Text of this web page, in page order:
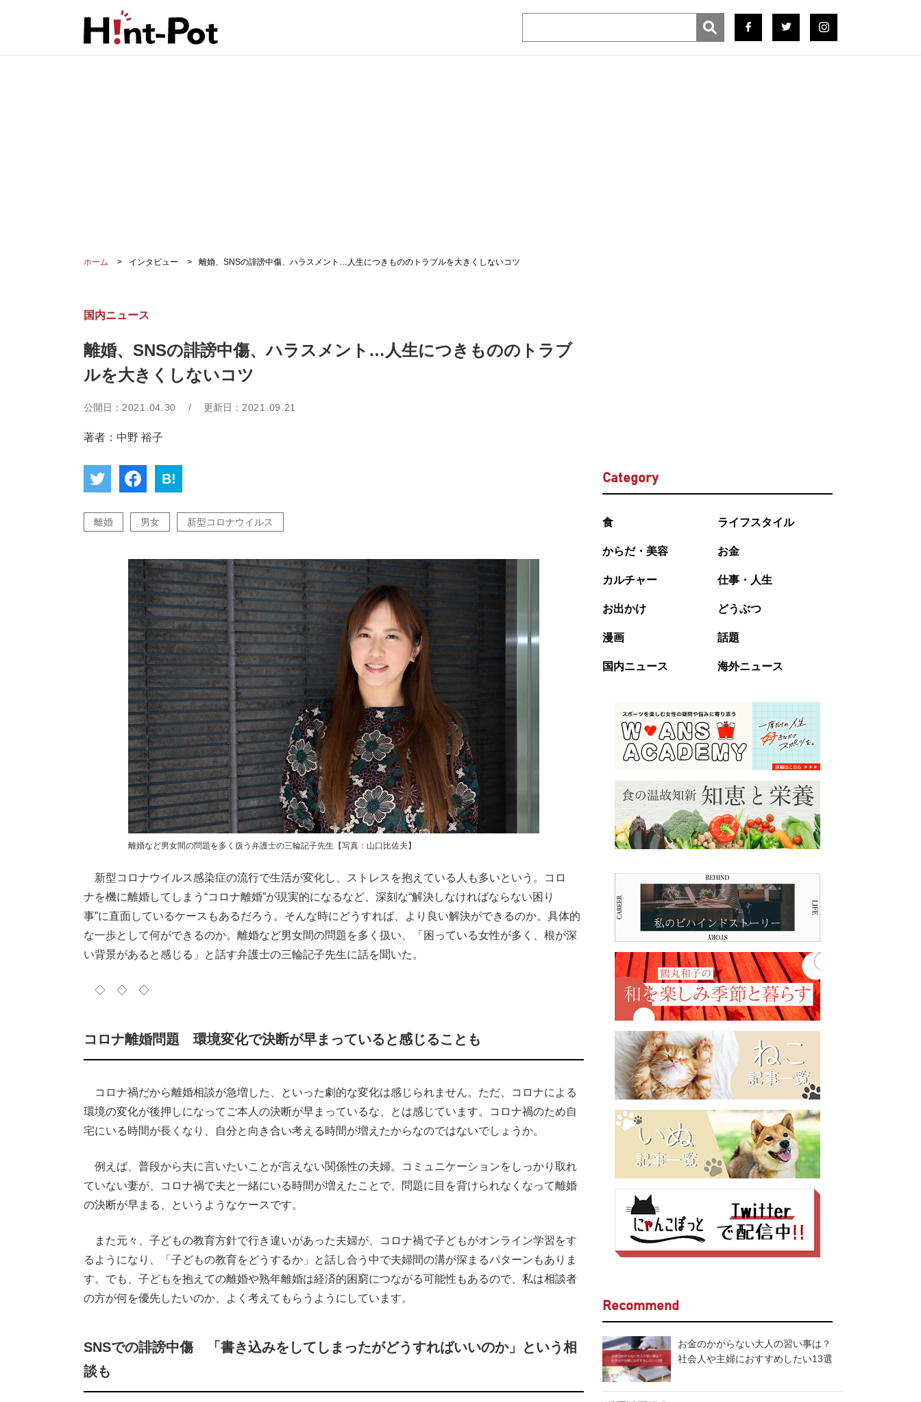
ホーム インタビュー 離婚、SNSの誹謗中傷、ハラスメント…人生につきもののトラブルを大きくしないコツ
国内ニュース
離婚、SNSの誹謗中傷、ハラスメント…人生につきもののトラブ
ルを大きくしないコツ
公開日： 2021.04.30 / 更新日： 2021.09.21
著者：中野 裕子
B!
離婚 男女 新型コロナウイルス
離婚など男女間の問題を多く扱う弁護士の三輪記子先生【写真：山口比佐夫】
新型コロナウイルス感染症の流行で生活が変化し、ストレスを抱えている人も多いという。コロ
ナを機に離婚してしまう“コロナ離婚”が現実的になるなど、深刻な“解決しなければならない困り
事”に直面しているケースもあるだろう。そんな時にどうすれば、より良い解決ができるのか。具体的
な一歩として何ができるのか。離婚など男女間の問題を多く扱い、「困っている女性が多く、根が深
い背景があると感じる」と話す弁護士の三輪記子先生に話を聞いた。
◇ ◇ ◇
コロナ離婚問題 環境変化で決断が早まっていると感じることも
コロナ禍だから離婚相談が急増した、といった劇的な変化は感じられません。ただ、コロナによる
環境の変化が後押しになってご本人の決断が早まっているな、とは感じています。コロナ禍のため自
宅にいる時間が長くなり、自分と向き合い考える時間が増えたからなのではないでしょうか。
例えば、普段から夫に言いたいことが言えない関係性の夫婦。コミュニケーションをしっかり取れ
ていない妻が、コロナ禍で夫と一緒にいる時間が増えたことで、問題に目を背けられなくなって離婚
の決断が早まる、というようなケースです。
また元々、子どもの教育方針で行き違いがあった夫婦が、コロナ禍で子どもがオンライン学習をす
るようになり、「子どもの教育をどうするか」と話し合う中で夫婦間の溝が深まるパターンもありま
す。でも、子どもを抱えての離婚や熟年離婚は経済的困窮につながる可能性もあるので、私は相談者
の方が何を優先したいのか、よく考えてもらうようにしています。
SNSでの誹謗中傷 「書き込みをしてしまったがどうすればいいのか」という相
談も
Category
食 ライフスタイル
からだ・美容 お金
カルチャー 仕事・人生
お出かけ どうぶつ
漫画 話題
国内ニュース 海外ニュース
Recommend
お金のかからない大人の習い事は？
社会人や主婦におすすめしたい13選